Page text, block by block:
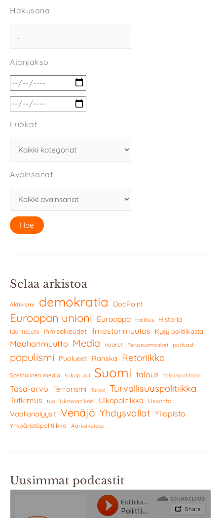
Hakusana
Ajanjakso
Luokat
Avainsanat
Selaa arkistoa
Aktivismi demokratia DocPoint
Euroopan unioni Eurooppa hallitus Historia
Identiteetti Ihmisoikeudet ilmastonmuutos Kysy politiikasta
Maahanmuutto Media nuoret Perussuomalaiset podcast
populismi Puolueet Ranska Retoriikka
Sosiaalinen media sukupuoli Suomi talous talouspolitiikka
Tasa-arvo Terrorismi Turkki Turvallisuuspolitiikka
Tutkimus työ Ukrainan kriisi Ulkopolitiikka Uskonto
Vaalianalyysit Venäjä Yhdysvallat Yliopisto
Ympäristöpolitiikka Äärioikeisto
Uusimmat podcastit